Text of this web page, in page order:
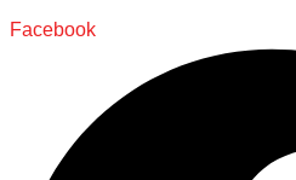
Facebook